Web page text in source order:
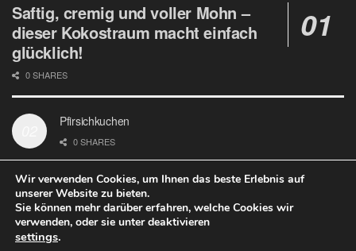
Saftig, cremig und voller Mohn –
dieser Kokostraum macht einfach
glücklich!
0 SHARES
Pfirsichkuchen
0 SHARES
Datenschutz Google Analytics und Cookie Dateien
Wir verwenden Cookies, um Ihnen das beste Erlebnis auf
unserer Website zu bieten.
Sie können mehr darüber erfahren, welche Cookies wir
verwenden, oder sie unter deaktivieren
settings.